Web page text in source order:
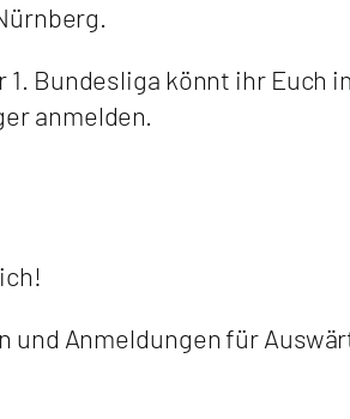
Bundesliga könnt ihr Euch
anmelden.
Anmeldungen für